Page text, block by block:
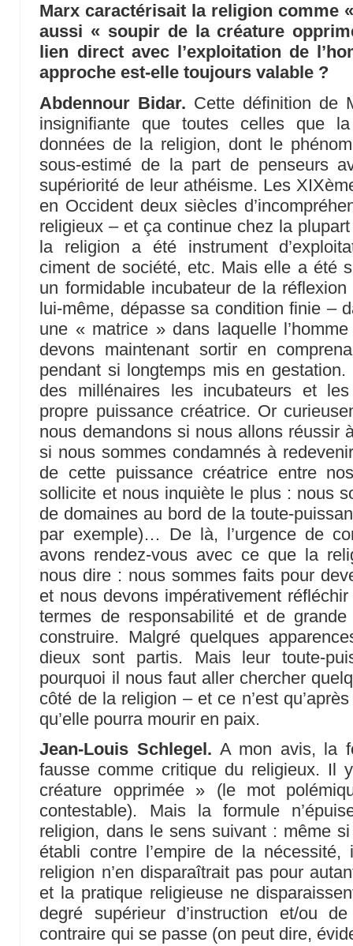
Marx caractérisait la religion comme
aussi « soupir de la créature
lien direct avec l’exploitation de
approche est-elle toujours valable ?
Abdennour Bidar. Cette définition de
insignifiante que toutes celles que
données de la religion, dont le
sous-estimé de la part de penseurs
supériorité de leur athéisme. Les
en Occident deux siècles
religieux – et ça continue chez la
la religion a été instrument
ciment de société, etc. Mais elle a été
un formidable incubateur de la
lui-même, dépasse sa condition finie –
une « matrice » dans laquelle
devons maintenant sortir en
pendant si longtemps mis en
des millénaires les incubateurs et
propre puissance créatrice. Or
nous demandons si nous allons réussir
si nous sommes condamnés à
de cette puissance créatrice entre
sollicite et nous inquiète le plus : nous
de domaines au bord de la toute-
par exemple)… De là, l’urgence de
avons rendez-vous avec ce que la
nous dire : nous sommes faits pour
et nous devons impérativement
termes de responsabilité et de
construire. Malgré quelques
dieux sont partis. Mais leur toute-
pourquoi il nous faut aller chercher
côté de la religion – et ce n’est
qu’elle pourra mourir en paix.
Jean-Louis Schlegel. A mon avis, la
fausse comme critique du religieux. Il
créature opprimée » (le mot
contestable). Mais la formule
religion, dans le sens suivant : même
établi contre l’empire de la
religion n’en disparaîtrait pas pour
et la pratique religieuse ne
degré supérieur d’instruction et/ou
contraire qui se passe (on peut dire,